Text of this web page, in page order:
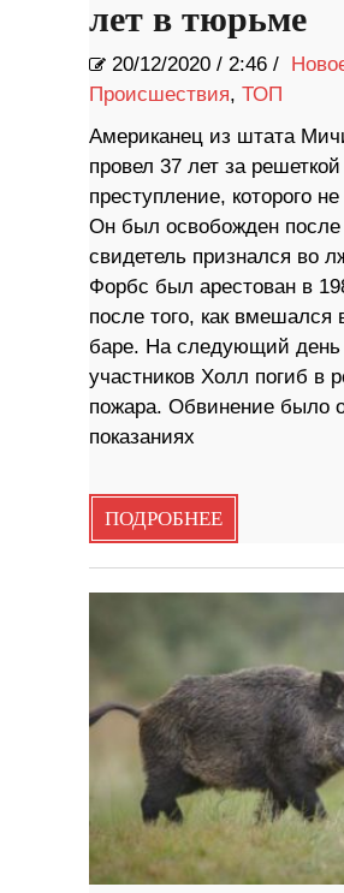
лет в тюрьме
20/12/2020 / 2:46 /
Происшествия, ТОП
Американец из штата
провел 37 лет за решеткой
преступление, которого
Он был освобожден после
свидетель признался во
Форбс был арестован в
после того, как вмешался
баре. На следующий день
участников Холл погиб в
пожара. Обвинение было
показаниях
ПОДРОБНЕЕ